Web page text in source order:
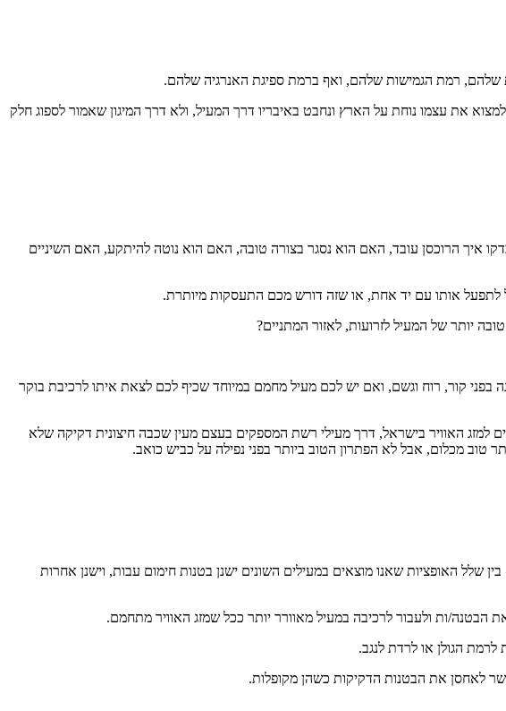
את עצמו נוחת על הארץ ונחבט באיבריו דרך המעיל, ולא דרך המיגון שאמור לספוג חלק
איך הרוכסן עובד, האם הוא נסגר בצורה טובה, האם הוא נוטה להיתקע, האם השיניים
קל לתפעל אותו עם יד אחת, או שזה דורש מכם התעסקות מיותרת.
יותר של המעיל לזרועות, לאזור המתניים?
בפני קור, רוח וגשם, ואם יש לכם מעיל מחמם במיוחד שכיף לכם לצאת איתו לרכיבת בוקר
למזג האוויר בישראל, דרך מעילי רשת המספקים בעצם מעין שכבה חיצונית דקיקה שלא
טוב מכלום, אבל לא הפתרון הטוב ביותר בפני נפילה על כביש כואב.
שלל האופציות שאנו מוצאים במעילים השונים ישנן בטנות חימום עבות, וישנן אחרות
ות ולעבור לרכיבה במעיל מאוורר יותר ככל שמזג האוויר מתחמם.
לרמת הגולן או לרדת לנגב.
לאחסן את הבטנות הדקיקות כשהן מקופלות.